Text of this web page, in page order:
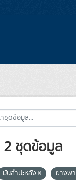
ชุดข้อมูล
มันสำปะหลัง ยางพ